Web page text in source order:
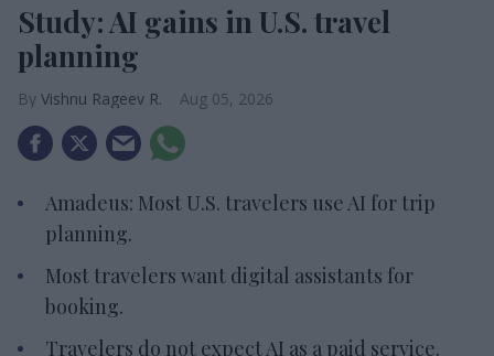
Study: AI gains in U.S. travel
planning
Vishnu Rageev R. Aug 05, 2026
Amadeus: Most U.S. travelers use AI for trip
planning.
Most travelers want digital assistants for
booking.
Travelers do not expect AI as a paid service.